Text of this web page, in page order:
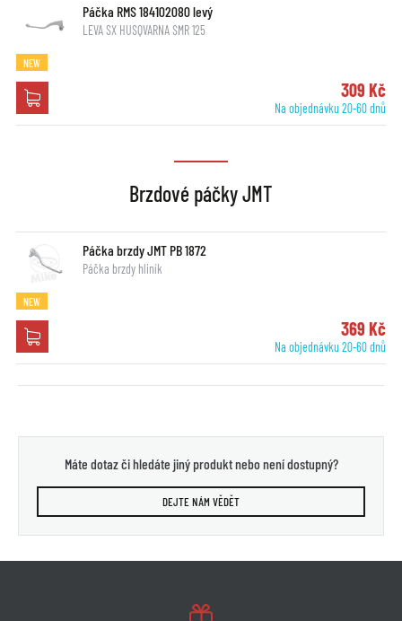
Páčka RMS 184102080 levý
LEVA SX HUSQVARNA SMR 125
NEW
309 Kč
Na objednávku 20-60 dnů
Brzdové páčky JMT
Páčka brzdy JMT PB 1872
Páčka brzdy hliník
NEW
369 Kč
Na objednávku 20-60 dnů
Máte dotaz či hledáte jiný produkt nebo není dostupný?
DEJTE NÁM VĚDĚT